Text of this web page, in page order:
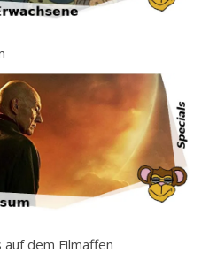
dem Filmaffen